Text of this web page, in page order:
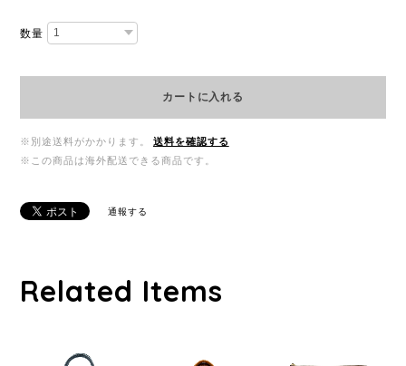
数量
カートに入れる
※別途送料がかかります。
送料を確認する
※この商品は海外配送できる商品です。
通報する
Related Items